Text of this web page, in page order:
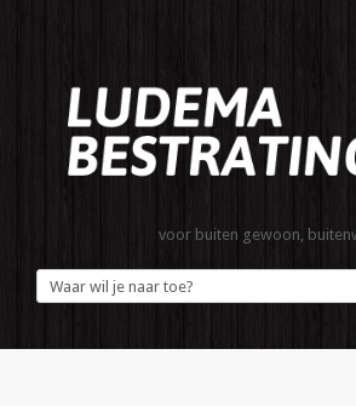
voor buiten gewoon,